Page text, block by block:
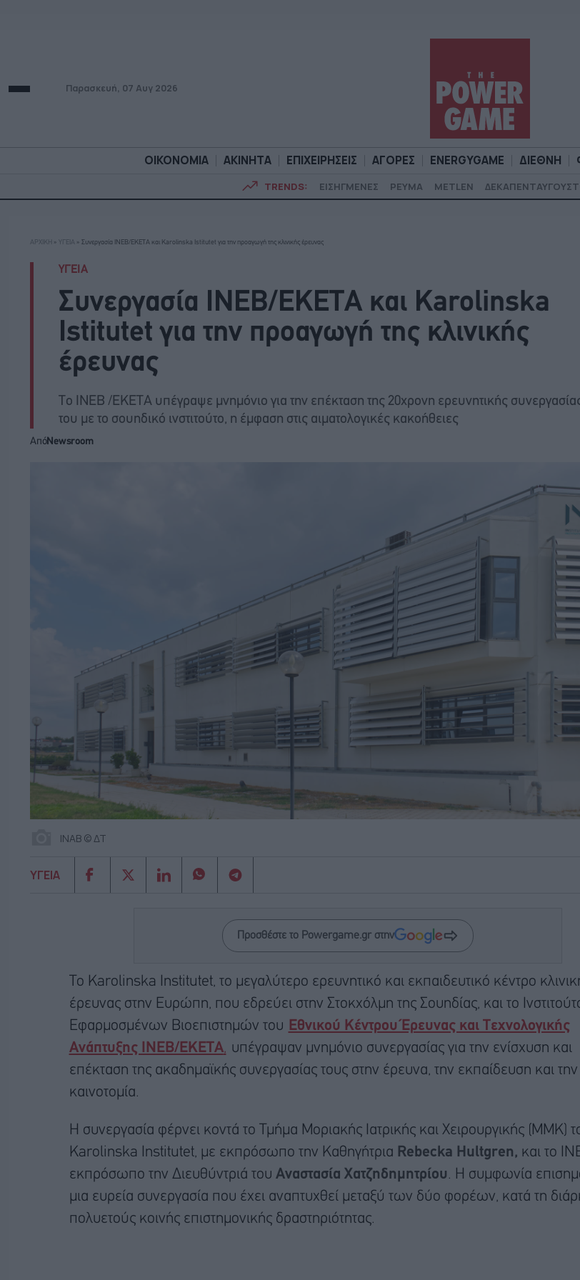
Παρασκευή, 07 Αυγ 2026
ΟΙΚΟΝΟΜΙΑ ΑΚΙΝΗΤΑ ΕΠΙΧΕΙΡΗΣΕΙΣ ΑΓΟΡΕΣ ENERGYGAME ΔΙΕΘΝΗ
TRENDS: ΕΙΣΗΓΜΕΝΕΣ ΡΕΥΜΑ METLEN
ΟΙΚΟΝΟΜΙΑ ΑΚΙΝΗΤΑ
ΑΡΧΙΚΗ » ΥΓΕΙΑ » Συνεργασία ΙΝΕΒ/ΕΚΕΤΑ και Karolinska Istitutet για την προαγωγή της κλινικής έρευνας
ΥΓΕΙΑ
Συνεργασία ΙΝΕΒ/ΕΚΕΤΑ και Karolinska
Istitutet για την προαγωγή της κλινικής
έρευνας
Το ΙΝΕΒ /ΕΚΕΤΑ υπέγραψε μνημόνιο για την επέκταση της 20χρονη ερευνητικής
του με το σουηδικό ινστιτούτο, η έμφαση στις αιματολογικές κακοήθειες
ΑπόNewsroom
ΙΝΑΒ © ΔΤ
ΥΓΕΙΑ
Προσθέστε το Powergame.gr στην
Το Karolinska Institutet, το μεγαλύτερο ερευνητικό και εκπαιδευτικό κέντρο
έρευνας στην Ευρώπη, που εδρεύει στην Στοκχόλμη της Σουηδίας, και το
Εφαρμοσμένων Βιοεπιστημών του
Εθνικού Κέντρου Έρευνας και Τεχνολογικής
Ανάπτυξης ΙΝΕΒ/ΕΚΕΤΑ, υπέγραψαν μνημόνιο συνεργασίας για την ενίσχυση και
επέκταση της ακαδημαϊκής συνεργασίας τους στην έρευνα, την εκπαίδευση και την
καινοτομία.
Η συνεργασία φέρνει κοντά το Τμήμα Μοριακής Ιατρικής και Χειρουργικής (MMK)
Karolinska Institutet, με εκπρόσωπο την Καθηγήτρια Rebecka Hultgren, και το
εκπρόσωπο την Διευθύντριά του Αναστασία Χατζηδημητρίου . Η συμφωνία
μια ευρεία συνεργασία που έχει αναπτυχθεί μεταξύ των δύο φορέων, κατά τη
πολυετούς κοινής επιστημονικής δραστηριότητας.